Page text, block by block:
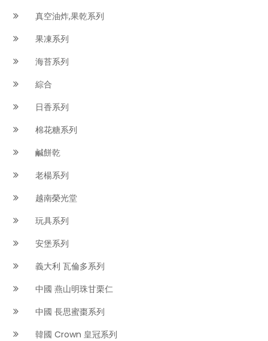
真空油炸,果乾系列
果凍系列
海苔系列
綜合
日香系列
棉花糖系列
鹹餅乾
老楊系列
越南榮光堂
玩具系列
安堡系列
義大利 瓦倫多系列
中國 燕山明珠甘栗仁
中國 長思蜜棗系列
韓國 Crown 皇冠系列